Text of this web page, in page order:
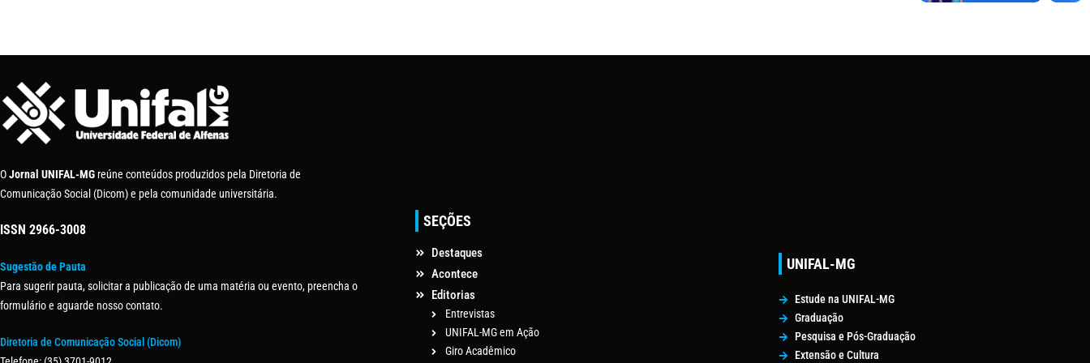
OJornal UNIFAL-MG reúne conteúdos produzidos pela Diretoria de
Comunicação Social (Dicom) e pela comunidade universitária.
ISSN 2966-3008
Sugestão de Pauta
Para sugerir pauta, solicitar a publicação de uma matéria ou evento, preencha o
formulário e aguarde nosso contato.
Diretoria de Comunicação Social (Dicom)
SEÇÕES
Destaques
Acontece
Editorias
Entrevistas
UNIFAL-MG em Ação
Giro Acadêmico
UNIFAL-MG
Estude na UNIFAL-MG
Graduação
Pesquisa e Pós-Graduação
Extensão e Cultura